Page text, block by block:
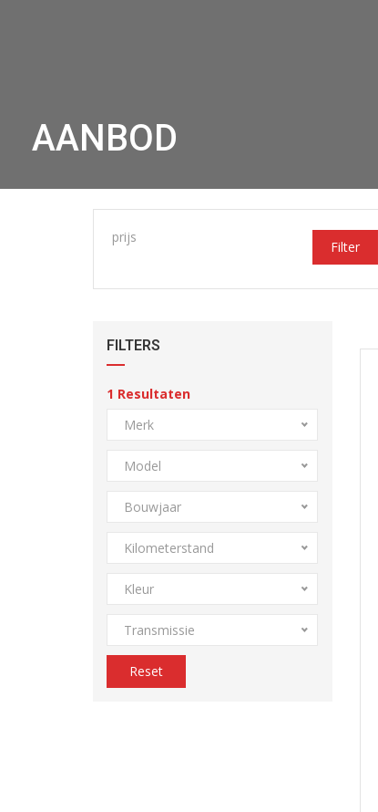
AANBOD
prijs
Filter
FILTERS
1 Resultaten
Merk
Model
Bouwjaar
Kilometerstand
Kleur
Transmissie
Reset